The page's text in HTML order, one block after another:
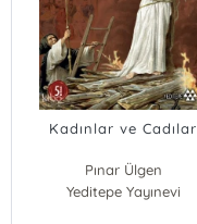
Kadınlar ve Cadılar
Pınar Ülgen
Yeditepe Yayınevi